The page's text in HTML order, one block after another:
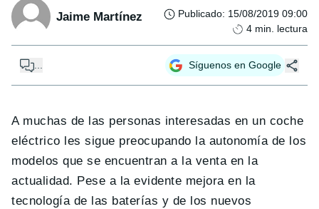
Jaime Martínez Publicado: 15/08/2019 09:00
4 min. lectura
... Síguenos en Google
A muchas de las personas interesadas en un coche
eléctrico les sigue preocupando la autonomía de los
modelos que se encuentran a la venta en la
actualidad. Pese a la evidente mejora en la
tecnología de las baterías y de los nuevos